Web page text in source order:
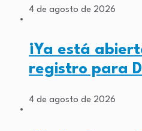
4 de agosto de 2026
¡Ya está
registro para
4 de agosto de 2026